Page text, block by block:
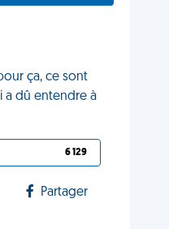
ça, ce sont
a dû entendre à
6 129
Partager